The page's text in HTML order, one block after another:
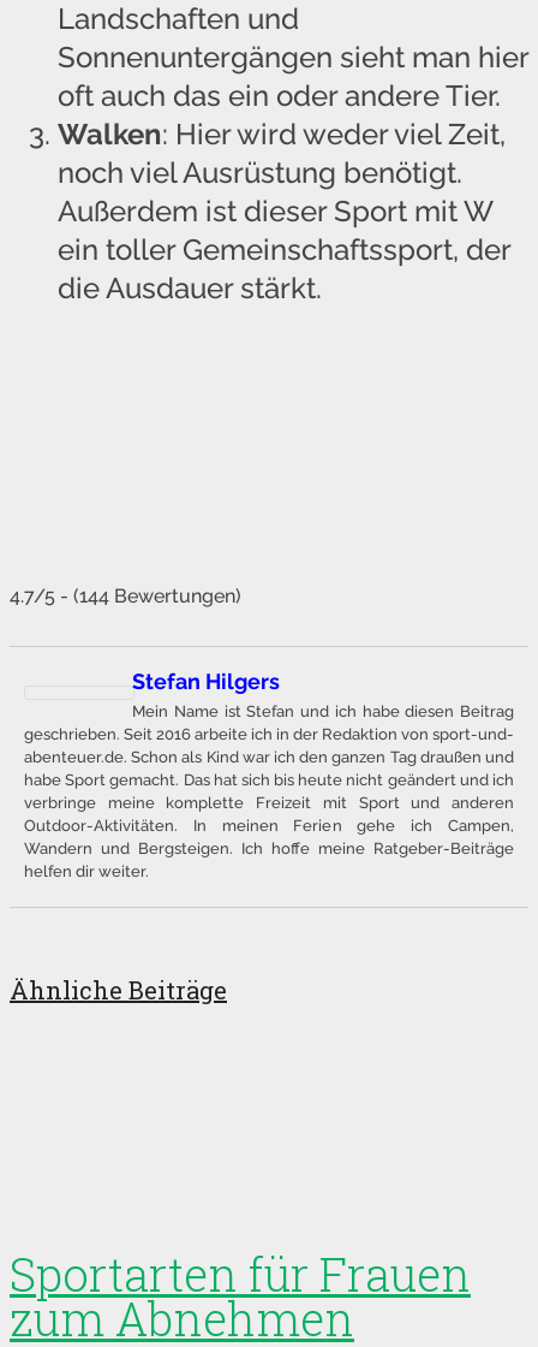
Landschaften und
Sonnenuntergängen sieht man hier
oft auch das ein oder andere Tier.
Walken: Hier wird weder viel Zeit,
noch viel Ausrüstung benötigt.
Außerdem ist dieser Sport mit W
ein toller Gemeinschaftssport, der
die Ausdauer stärkt.
4.7/5 - (144 Bewertungen)
Stefan Hilgers
Mein Name ist Stefan und ich habe diesen Beitrag
geschrieben. Seit 2016 arbeite ich in der Redaktion von sport-und-
abenteuer.de. Schon als Kind war ich den ganzen Tag draußen und
habe Sport gemacht. Das hat sich bis heute nicht geändert und ich
verbringe meine komplette Freizeit mit Sport und anderen
Outdoor-Aktivitäten. In meinen Ferien gehe ich Campen,
Wandern und Bergsteigen. Ich hoffe meine Ratgeber-Beiträge
helfen dir weiter.
Ähnliche Beiträge
Sportarten für Frauen
zum Abnehmen